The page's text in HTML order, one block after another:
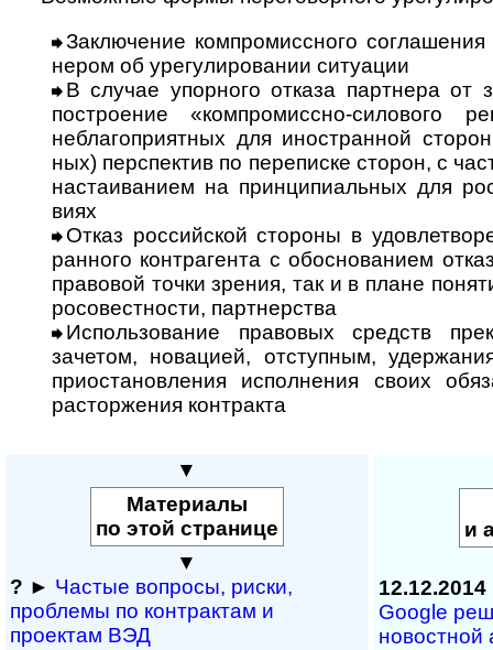
Заключение компромиссного
не­ром об уре­гу­ли­ро­ва­нии ситу­ации
В случае упорного отказа партнера от
постро­е­ние «ком­про­мис­сно-сило­вого
небла­го­при­ят­ных для ино­ст­ран­ной
ных) пер­с­пек­тив по пере­пи­ске сто­рон, с
настаи­ва­нием на прин­ци­пи­аль­ных для
виях
Отказ российской стороны в
ран­ного контр­аге­нта с обо­сно­ва­нием
пра­во­вой точки зре­ния, так и в плане
ро­со­вест­нос­ти, парт­нерства
Использование правовых средств
заче­том, нова­цией, отступ­ным,
при­оста­нов­ле­ния испол­не­ния своих
рас­тор­же­ния конт­ракта
▼
Материалы
по этой странице
▼
? ► Частые вопросы, рис­ки,
проблемы по конт­рактам и
проектам ВЭД
и
12.12.2014
Google
новостной